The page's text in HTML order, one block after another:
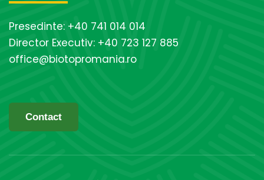
Presedinte: +40 741 014 014
Director Executiv: +40 723 127 885
office@biotopromania.ro
Contact